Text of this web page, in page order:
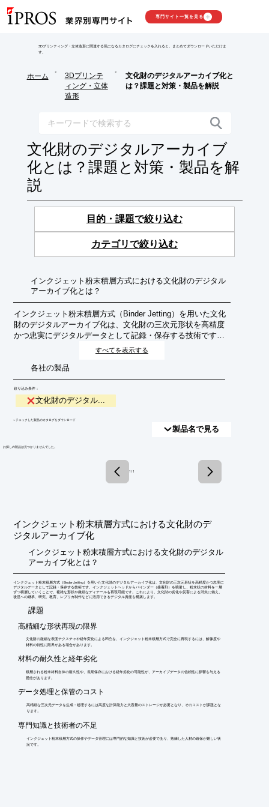
専門サイト一覧を見る
3Dプリンティング・立体造形に関連する気になるカタログにチェックを入れると、まとめてダウンロードいただけま
す。
ホーム
>
3Dプリンテ
ィング・立体
造形
>
文化財のデジタルアーカイブ化と
は？課題と対策・製品を解説
文化財のデジタルアーカイブ
化とは？課題と対策・製品を解
説
目的・課題で絞り込む
カテゴリで絞り込む
インクジェット粉末積層方式における文化財のデジタル
アーカイブ化とは？
インクジェット粉末積層方式（Binder Jetting）を用いた文化
財のデジタルアーカイブ化は、文化財の三次元形状を高精度
かつ忠実にデジタルデータとして記録・保存する技術です。
インクジェットヘッドからバインダー（接着剤）を噴射し、
粉末状の材料を一層ずつ積層していくことで、複雑な形状や
微細なディテールも再現可能です。これにより、文化財の劣
化や災害による消失に備え、後世への継承、研究、教育、レ
プリカ制作などに活用できるデジタル資産を構築します。
すべてを表示する
各社の製品
絞り込み条件：
文化財のデジタル...
​▼チェックした製品のカタログをダウンロード
製品名で見る
​お探しの製品は見つかりませんでした。
1 / 1
インクジェット粉末積層方式における文化財のデ
ジタルアーカイブ化
インクジェット粉末積層方式における文化財のデジタル
アーカイブ化とは？
インクジェット粉末積層方式（Binder Jetting）を用いた文化財のデジタルアーカイブ化は、文化財の三次元形状を高精度かつ忠実に
デジタルデータとして記録・保存する技術です。インクジェットヘッドからバインダー（接着剤）を噴射し、粉末状の材料を一層
ずつ積層していくことで、複雑な形状や微細なディテールも再現可能です。これにより、文化財の劣化や災害による消失に備え、
後世への継承、研究、教育、レプリカ制作などに活用できるデジタル資産を構築します。
​課題
高精細な形状再現の限界
文化財の微細な表面テクスチャや経年変化による凹凸を、インクジェット粉末積層方式で完全に再現するには、解像度や
材料の特性に限界がある場合があります。
材料の耐久性と経年劣化
積層される粉末材料自体の耐久性や、長期保存における経年劣化の可能性が、アーカイブデータの信頼性に影響を与える
懸念があります。
データ処理と保管のコスト
高精細な三次元データを生成・処理するには高度な計算能力と大容量のストレージが必要となり、そのコストが課題とな
ります。
専門知識と技術者の不足
インクジェット粉末積層方式の操作やデータ管理には専門的な知識と技術が必要であり、熟練した人材の確保が難しい状
況です。